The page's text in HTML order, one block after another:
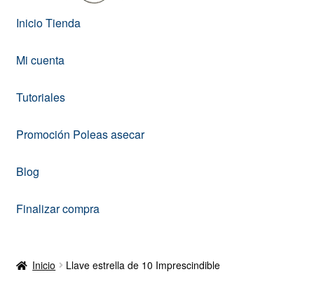
Inicio Tienda
Mi cuenta
Tutoriales
Promoción Poleas asecar
Blog
Finalizar compra
Inicio Llave estrella de 10 Imprescindible